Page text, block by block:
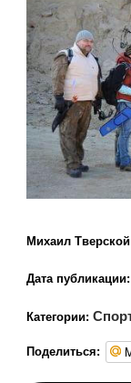
Михаил Тверской
Дата публикации:
Категории:
Поделиться: